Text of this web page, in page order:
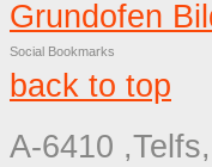
Social Bookmarks
back to top
A-6410